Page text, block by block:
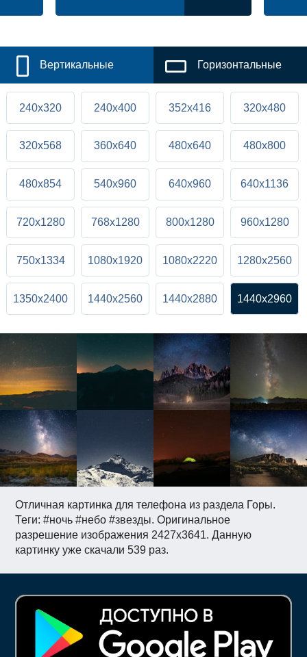
Отличная картинка для телефона из раздела Горы.
Теги: #ночь #небо #звезды. Оригинальное
разрешение изображения 2427x3641. Данную
картинку уже скачали 539 раз.
Вертикальные Горизонтальные
240x320 240x400 352x416 320x480
320x568 360x640 480x640 480x800
480x854 540x960 640x960 640x1136
720x1280 768x1280 800x1280 960x1280
750x1334 1080x1920 1080x2220 1280x2560
1350x2400 1440x2560 1440x2880 1440x2960